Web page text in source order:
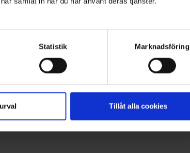
Statistik Marknadsföring
Tillåt alla cookies